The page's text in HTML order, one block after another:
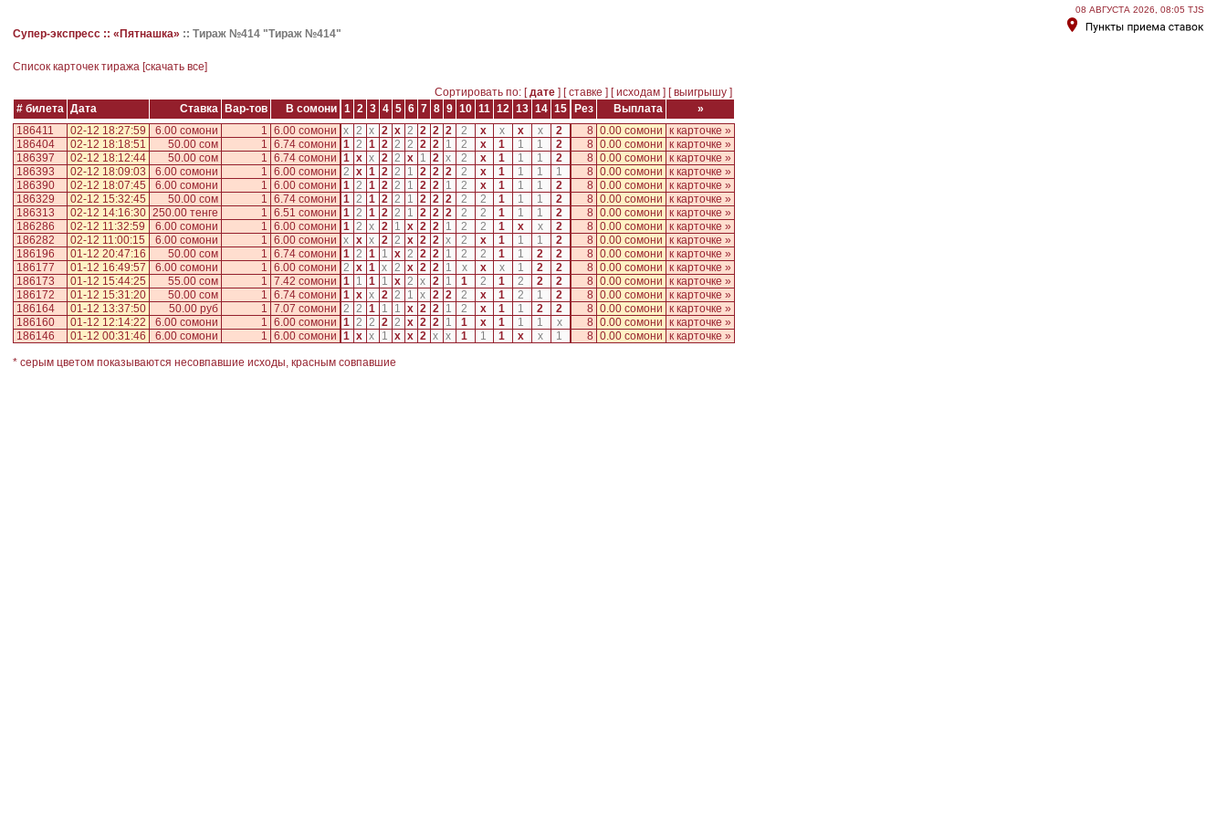
08 АВГУСТА 2026, 08:05 TJS
Супер-экспресс :: «Пятнашка» :: Тираж №414 "Тираж №414"
Cписок карточек тиража [скачать все]
Сортировать по: [дате ] [ставке ] [исходам ] [выигрышу ]
# билета Дата Ставка Вар-тов В сомони 1 2 3 4 5 6 7 8 9 10 11 12 13 14 15 Рез Выплата
»
186411
02-12 18:27:59 6.00 сомони 1 6.00 сомони x 2 x 2 x 2 2 2 2 2 x x x x 2 8 0.00 сомони к карточке »
186404
02-12 18:18:51 50.00 сом 1 6.74 сомони 1 2 1 2 2 2 2 2 1 2 x 1 1 1 2 8 0.00 сомони к карточке »
186397
02-12 18:12:44 50.00 сом 1 6.74 сомони 1 x x 2 2 x 1 2 x 2 x 1 1 1 2 8 0.00 сомони к карточке »
186393
02-12 18:09:03 6.00 сомони 1 6.00 сомони 2 x 1 2 2 1 2 2 2 2 x 1 1 1 1 8 0.00 сомони к карточке »
186390
02-12 18:07:45 6.00 сомони 1 6.00 сомони 1 2 1 2 2 1 2 2 1 2 x 1 1 1 2 8 0.00 сомони к карточке »
186329
02-12 15:32:45 50.00 сом 1 6.74 сомони 1 2 1 2 2 1 2 2 2 2 2 1 1 1 2 8 0.00 сомони к карточке »
186313
02-12 14:16:30 250.00 тенге 1 6.51 сомони 1 2 1 2 2 1 2 2 2 2 2 1 1 1 2 8 0.00 сомони к карточке »
186286
02-12 11:32:59 6.00 сомони 1 6.00 сомони 1 2 x 2 1 x 2 2 1 2 2 1 x x 2 8 0.00 сомони к карточке »
186282
02-12 11:00:15 6.00 сомони 1 6.00 сомони x x x 2 2 x 2 2 x 2 x 1 1 1 2 8 0.00 сомони к карточке »
186196
01-12 20:47:16 50.00 сом 1 6.74 сомони 1 2 1 1 x 2 2 2 1 2 2 1 1 2 2 8 0.00 сомони к карточке »
186177
01-12 16:49:57 6.00 сомони 1 6.00 сомони 2 x 1 x 2 x 2 2 1 x x x 1 2 2 8 0.00 сомони к карточке »
186173
01-12 15:44:25 55.00 сом 1 7.42 сомони 1 1 1 1 x 2 x 2 1 1 2 1 2 2 2 8 0.00 сомони к карточке »
186172
01-12 15:31:20 50.00 сом 1 6.74 сомони 1 x x 2 2 1 x 2 2 2 x 1 2 1 2 8 0.00 сомони к карточке »
186164
01-12 13:37:50 50.00 руб 1 7.07 сомони 2 2 1 1 1 x 2 2 1 2 x 1 1 2 2 8 0.00 сомони к карточке »
186160
01-12 12:14:22 6.00 сомони 1 6.00 сомони 1 2 2 2 2 x 2 2 1 1 x 1 1 1 x 8 0.00 сомони к карточке »
186146
01-12 00:31:46 6.00 сомони 1 6.00 сомони 1 x x 1 x x 2 x x 1 1 1 x x 1 8 0.00 сомони к карточке »
* серым цветом показываются несовпавшие исходы, красным совпавшие